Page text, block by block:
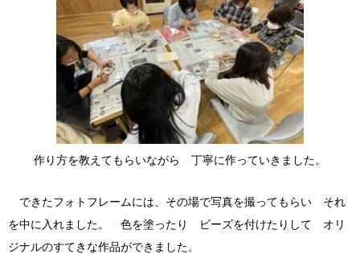
作り方を教えてもらいながら 丁寧に作っていきました。
できたフォトフレームには、その場で写真を撮ってもらい それ
を中に入れました。 色を塗ったり ビーズを付けたりして オリ
ジナルのすてきな作品ができました。